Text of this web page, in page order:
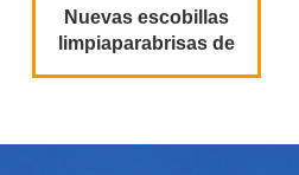
Nuevas escobillas
limpiaparabrisas de